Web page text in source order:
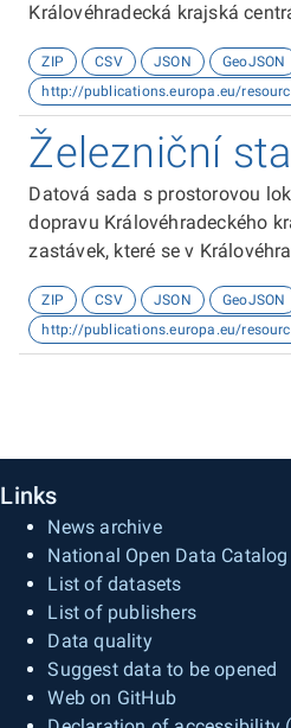
Královéhradecká krajská
ZIP CSV JSON GeoJSON
http://publications.europa.eu/
Železniční
Datová sada s prostorovou
dopravu Královéhradeckého
zastávek, které se v
ZIP CSV JSON GeoJSON
http://publications.europa.eu/
Links
News archive
National Open Data Catalog
List of datasets
List of publishers
Data quality
Suggest data to be opened
Web on GitHub